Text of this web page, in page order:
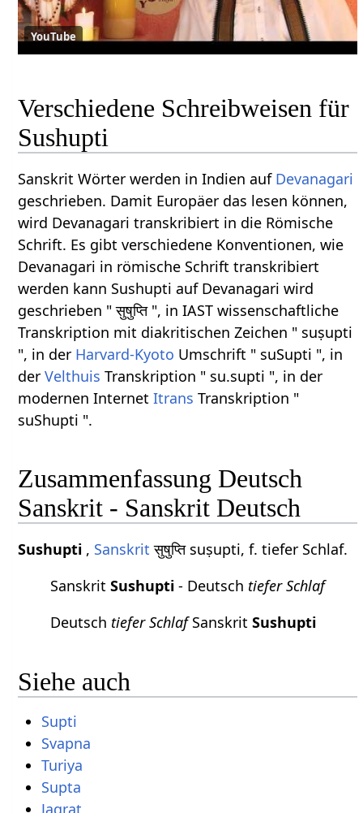
YouTube
Verschiedene Schreibweisen für
Sushupti
Sanskrit Wörter werden in Indien auf Devanagari
geschrieben. Damit Europäer das lesen können,
wird Devanagari transkribiert in die Römische
Schrift. Es gibt verschiedene Konventionen, wie
Devanagari in römische Schrift transkribiert
werden kann Sushupti auf Devanagari wird
geschrieben " सुषुप्ति ", in IAST wissenschaftliche
Transkription mit diakritischen Zeichen " suṣupti
", in der Harvard-Kyoto Umschrift " suSupti ", in
derVelthuis Transkription " su.supti ", in der
modernen InternetItrans Transkription "
suShupti ".
Zusammenfassung Deutsch
Sanskrit - Sanskrit Deutsch
Sushupti , Sanskrit सुषुप्ति suṣupti, f. tiefer Schlaf.
SanskritSushupti - Deutsch tiefer Schlaf
Deutsch tiefer SchlafSanskritSushupti
Siehe auch
Supti
Svapna
Turiya
Supta
Jagrat